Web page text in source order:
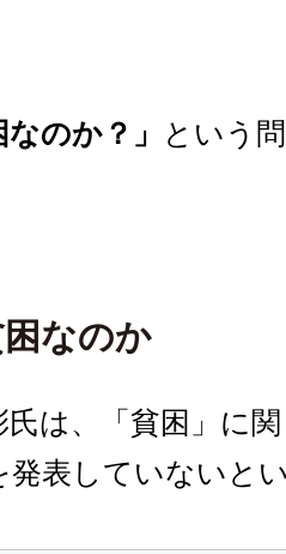
のか？」 という
なのか
は、「貧困」に
発表していないと